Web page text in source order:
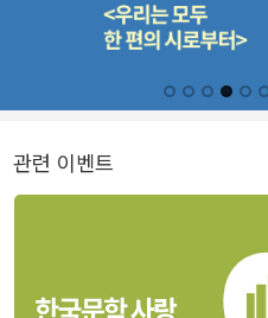
관련 이벤트